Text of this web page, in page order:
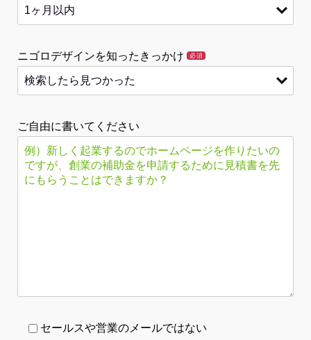
ニゴロデザインを知ったきっかけ 必須
ご自由に書いてください
セールスや営業のメールではない